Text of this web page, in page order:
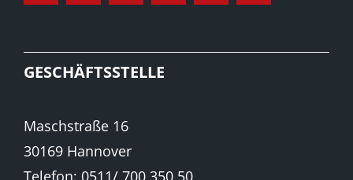
GESCHÄFTSSTELLE
Maschstraße 16
30169 Hannover
Telefon: 0511/ 700 350 50